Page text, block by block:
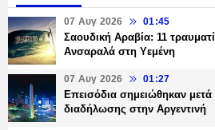
07 Αυγ 2026 01:45
Σαουδική Αραβία: 11
Ανσαραλά στη Υεμένη
07 Αυγ 2026 01:27
Επεισόδια σημειώθηκαν μετά
διαδήλωσης στην Αργεντινή